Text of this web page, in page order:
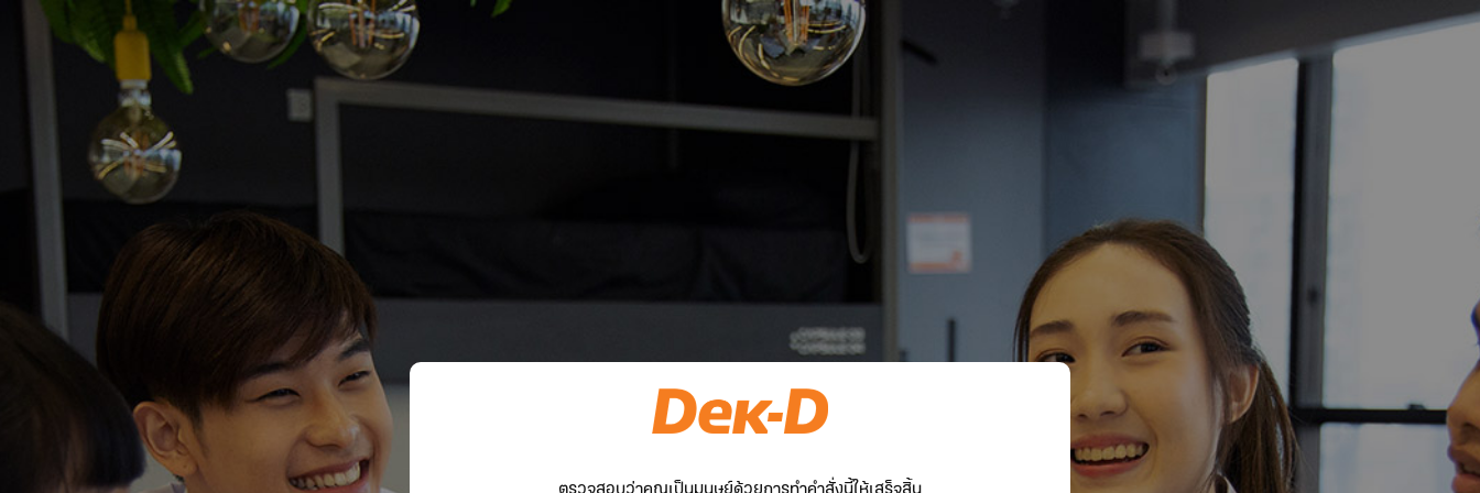
ตรวจสอบว่าคุณเป็นมนุษย์ด้วยการทำคำสั่งนี้ให้เสร็จสิ้น